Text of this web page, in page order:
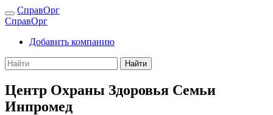
СправОрг
СправОрг
Добавить компанию
Найти
Центр Охраны Здоровья Семьи
Инпромед